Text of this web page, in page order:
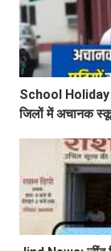
School Holiday
जिलों में अचानक